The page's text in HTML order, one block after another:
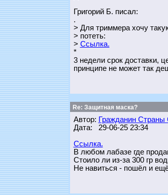
Григорий Б. писал:
.
> Для триммера хочу
> потеть:
> Ссылка.
*
3 недели срок доставки,
принципе не может так
Re: Защитная маска?
Автор: Гражданин Страны
Дата: 29-06-25 23:34
Ссылка.
В любом лабазе где
Стоило ли из-за 300 гр
Не навиться - пошёл и